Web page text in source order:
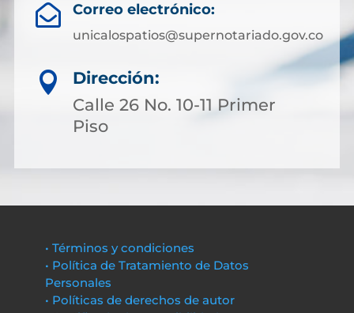
 Correo electrónico:
unicalospatios@supernotariado.gov.co

Dirección:
Calle 26 No. 10-11 Primer
Piso
• Términos y condiciones
• Política de Tratamiento de Datos
Personales
• Políticas de derechos de autor